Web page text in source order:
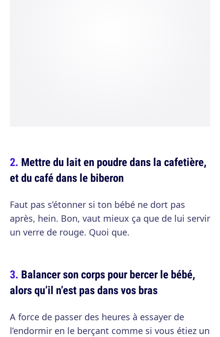
Mettre du lait en poudre dans la cafetière,
et du café dans le biberon
Faut pas s’étonner si ton bébé ne dort pas
après, hein. Bon, vaut mieux ça que de lui servir
un verre de rouge. Quoi que.
Balancer son corps pour bercer le bébé,
alors qu’il n’est pas dans vos bras
A force de passer des heures à essayer de
l’endormir en le berçant comme si vous étiez un